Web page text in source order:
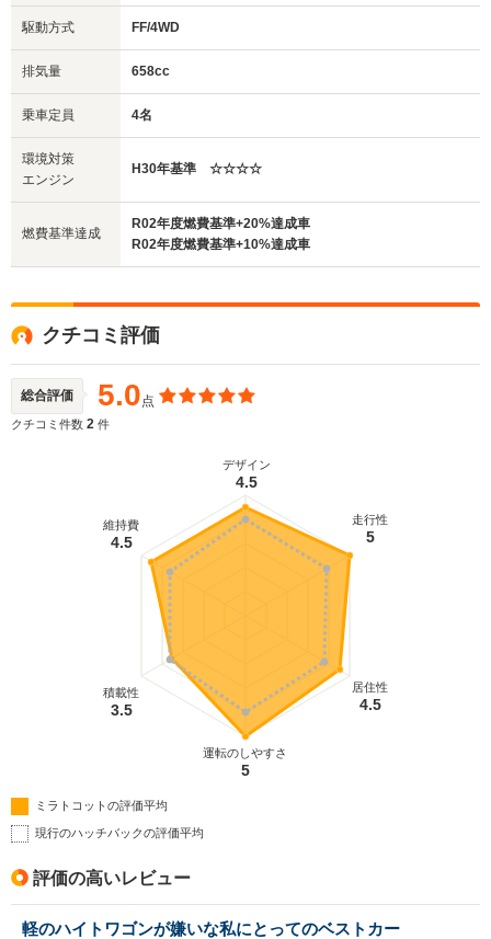
駆動方式 FF/4WD
排気量 658cc
乗車定員 4名
環境対策
エンジン
H30年基準 ☆☆☆☆
燃費基準達成
R02年度燃費基準+20%達成車
R02年度燃費基準+10%達成車
クチコミ評価
総合評価 5.0点
クチコミ件数 2 件
デザイン
4.5
走行性
5
居住性
4.5
運転のしやすさ
5
積載性
3.5
維持費
4.5
ミラトコットの評価平均
現行のハッチバックの評価平均
評価の高いレビュー
軽のハイトワゴンが嫌いな私にとってのベストカー